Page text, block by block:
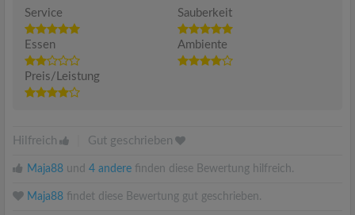
Service
Sauberkeit
Essen Ambiente
Preis/Leistung
Hilfreich Gut geschrieben
Maja88 und 4 andere finden diese Bewertung hilfreich.
Maja88 findet diese Bewertung gut geschrieben.